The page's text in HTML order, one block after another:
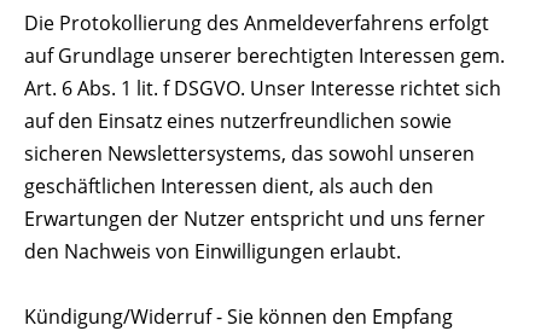
Die Protokollierung des Anmeldeverfahrens erfolgt
auf Grundlage unserer berechtigten Interessen gem.
Art. 6 Abs. 1 lit. f DSGVO. Unser Interesse richtet sich
auf den Einsatz eines nutzerfreundlichen sowie
sicheren Newslettersystems, das sowohl unseren
geschäftlichen Interessen dient, als auch den
Erwartungen der Nutzer entspricht und uns ferner
den Nachweis von Einwilligungen erlaubt.
Kündigung/Widerruf - Sie können den Empfang